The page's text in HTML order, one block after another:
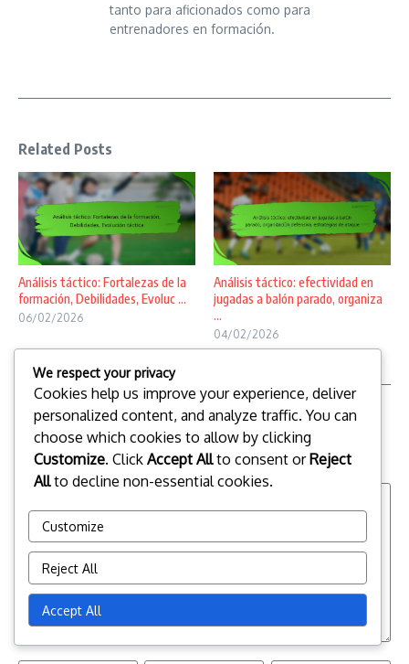
tanto para aficionados como para
entrenadores en formación.
Related Posts
Análisis táctico: Fortalezas de la
formación, Debilidades, Evoluc ...
06/02/2026
Análisis táctico: efectividad en
jugadas a balón parado, organiza
...
04/02/2026
Leave a Reply
Your email address will not be published. Required fields are
marked*
We respect your privacy
Cookies help us improve your experience, deliver
personalized content, and analyze traffic. You can
choose which cookies to allow by clicking
Customize. Click Accept Allto consent orReject
Allto decline non-essential cookies.
Customize
Reject All
Accept All